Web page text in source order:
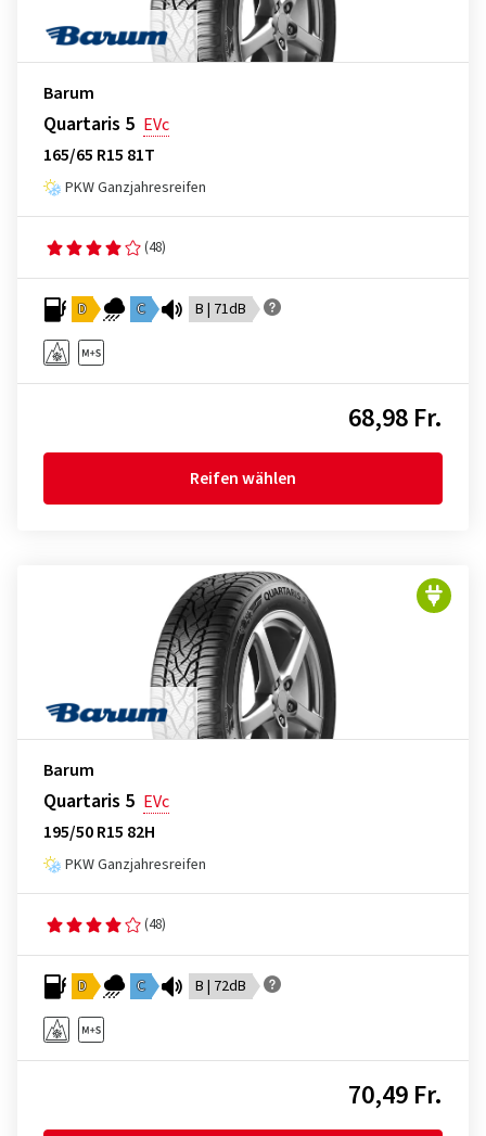
Barum
Quartaris 5 EVc
165/65 R15 81T
PKW Ganzjahresreifen
(48)
D C B | 71dB
68,98 Fr.
Reifen wählen
Barum
Quartaris 5 EVc
195/50 R15 82H
PKW Ganzjahresreifen
(48)
D C B | 72dB
70,49 Fr.